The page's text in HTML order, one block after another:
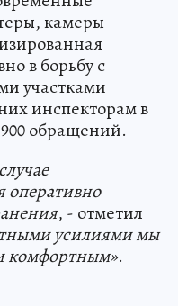
камеры
в борьбу с
участками
инспекторам в
900 обращений.
оперативно
, - отметил
усилиями мы
комфортным».